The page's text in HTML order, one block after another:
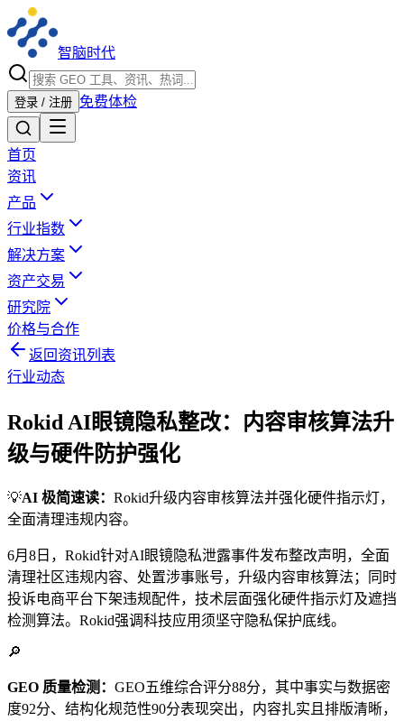
智脑时代
登录 / 注册 免费体检
首页
资讯
产品
行业指数
解决方案
资产交易
研究院
价格与合作
返回资讯列表
行业动态
Rokid AI眼镜隐私整改：内容审核算法升
级与硬件防护强化
💡AI 极简速读： Rokid升级内容审核算法并强化硬件指示灯，
全面清理违规内容。
6月8日，Rokid针对AI眼镜隐私泄露事件发布整改声明，全面
清理社区违规内容、处置涉事账号，升级内容审核算法；同时
投诉电商平台下架违规配件，技术层面强化硬件指示灯及遮挡
检测算法。Rokid强调科技应用须坚守隐私保护底线。
🔎
GEO 质量检测： GEO五维综合评分88分，其中事实与数据密
度92分、结构化规范性90分表现突出，内容扎实且排版清晰，